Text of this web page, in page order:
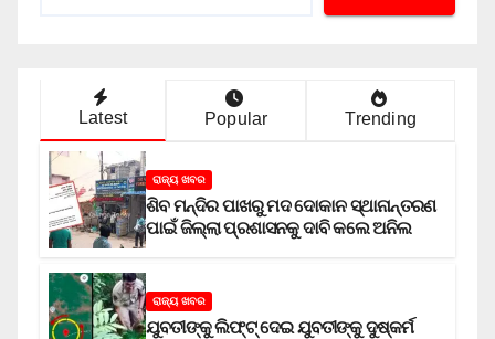
Latest Popular Trending
ରାଜ୍ୟ ଖବର
ଶିବ ମନ୍ଦିର ପାଖରୁ ମଦ ଦୋକାନ ସ୍ଥାନାନ୍ତରଣ
ପାଇଁ ଜିଲ୍ଲା ପ୍ରଶାସନକୁ ଦାବି କଲେ ଅନିଲ
ରାଜ୍ୟ ଖବର
ଯୁବତୀଙ୍କୁ ଲିଫ୍‌ଟ୍‌ ଦେଇ ଯୁବତୀଙ୍କୁ ଦୁଷ୍କର୍ମ